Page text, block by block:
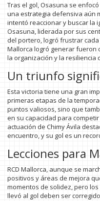
Tras el gol, Osasuna se
una estrategia defensiva aún
intentó reaccionar y buscar la
Osasuna, liderada por sus
del portero, logró frustrar
Mallorca logró generar fueron
la organización y la resiliencia
Un triunfo
Esta victoria tiene una gran
primeras etapas de la
puntos valiosos, sino que
en su capacidad para
actuación de Chimy Ávila
encuentro, y su gol es un
Lecciones para
RCD Mallorca, aunque se
positivos y áreas de mejora
momentos de solidez, pero
llevó al gol deben ser